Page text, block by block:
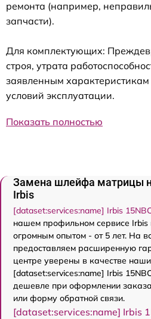
ремонта (например,
запчасти).
Для комплектующих:
строя, утрата
заявленным
условий эксплуатации.
Показать полностью
Замена шлейфа матрицы
Irbis
[dataset:services:name] Irbis
нашем профильном сервисе
огромным опытом - от 5 лет. На
предоставляем расширенную
центре уверены в качестве
[dataset:services:name] Irbis
дешевле при оформлении
или форму обратной связи.
[dataset:services:name] Irbis